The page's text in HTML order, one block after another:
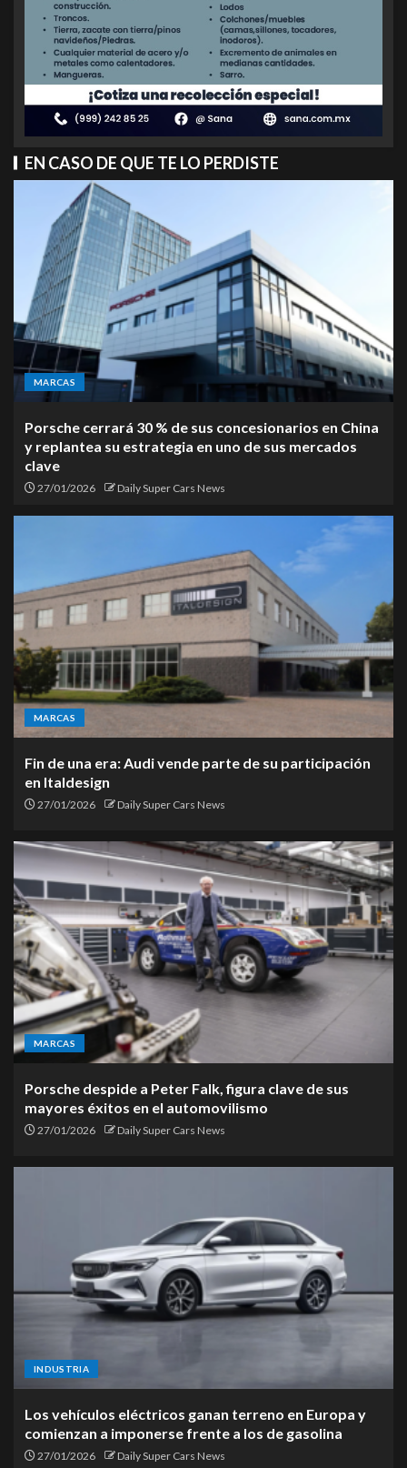
EN CASO DE QUE TE LO PERDISTE
MARCAS
Porsche cerrará 30 % de sus concesionarios en China
y replantea su estrategia en uno de sus mercados
clave
27/01/2026 Daily Super Cars News
MARCAS
Fin de una era: Audi vende parte de su participación
en Italdesign
27/01/2026 Daily Super Cars News
MARCAS
Porsche despide a Peter Falk, figura clave de sus
mayores éxitos en el automovilismo
27/01/2026 Daily Super Cars News
INDUSTRIA
Los vehículos eléctricos ganan terreno en Europa y
comienzan a imponerse frente a los de gasolina
27/01/2026 Daily Super Cars News